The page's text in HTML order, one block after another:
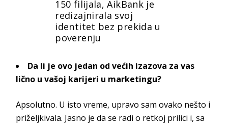
150 filijala, AikBank je
redizajnirala svoj
identitet bez prekida u
poverenju
Da li je ovo jedan od većih izazova za vas
lično u vašoj karijeri u marketingu?
Apsolutno. U isto vreme, upravo sam ovako nešto i
priželjkivala. Jasno je da se radi o retkoj prilici i, sa